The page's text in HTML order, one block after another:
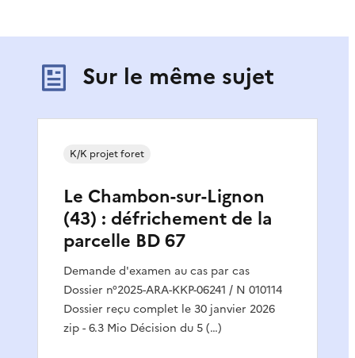
Sur le même sujet
Le Chambon-sur-Lignon
(43) : défrichement de la
parcelle BD 67
Demande d'examen au cas par cas
Dossier n°2025-ARA-KKP-06241 / N 010114
Dossier reçu complet le 30 janvier 2026
zip - 6.3 Mio Décision du 5 (…)
K/K projet foret